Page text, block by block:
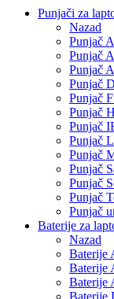
Punjači za
Nazad
Punjač
Punjač
Punjač
Punjač
Punjač
Punjač
Punjač
Punjač
Punjač
Punjač
Punjač
Punjač
Punjač
Baterije za
Nazad
Baterije
Baterije
Baterije
Baterije